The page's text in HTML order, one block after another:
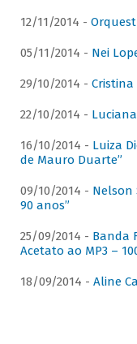
12/11/2014 -
05/11/2014 - Nei
29/10/2014 - Cristina
22/10/2014 -
16/10/2014 - Luiza
de Mauro Duarte”
09/10/2014 - Nelson
90 anos”
25/09/2014 - Banda
Acetato ao MP3 –
18/09/2014 - Aline